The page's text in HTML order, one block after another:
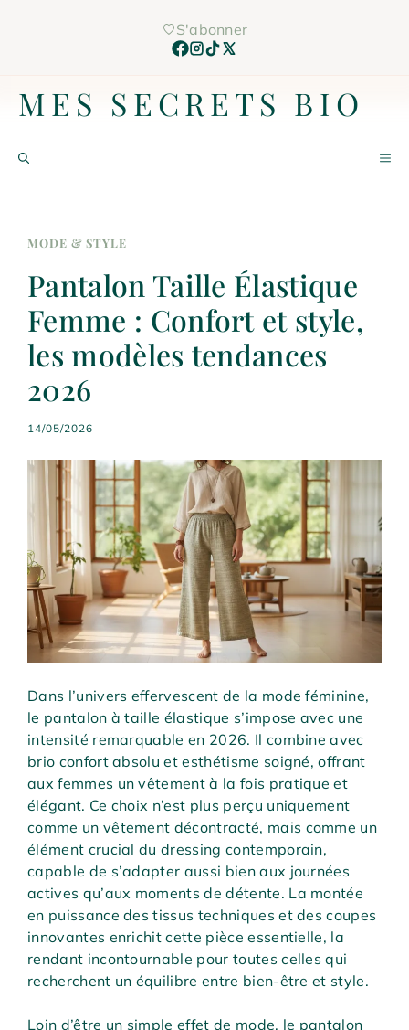
S'abonner
MES SECRETS BIO
MODE & STYLE
Pantalon Taille Élastique
Femme : Confort et style,
les modèles tendances
2026
14/05/2026
Dans l’univers effervescent de la mode féminine,
le pantalon à taille élastique s’impose avec une
intensité remarquable en 2026. Il combine avec
brio confort absolu et esthétisme soigné, offrant
aux femmes un vêtement à la fois pratique et
élégant. Ce choix n’est plus perçu uniquement
comme un vêtement décontracté, mais comme un
élément crucial du dressing contemporain,
capable de s’adapter aussi bien aux journées
actives qu’aux moments de détente. La montée
en puissance des tissus techniques et des coupes
innovantes enrichit cette pièce essentielle, la
rendant incontournable pour toutes celles qui
recherchent un équilibre entre bien-être et style.
Loin d’être un simple effet de mode, le pantalon